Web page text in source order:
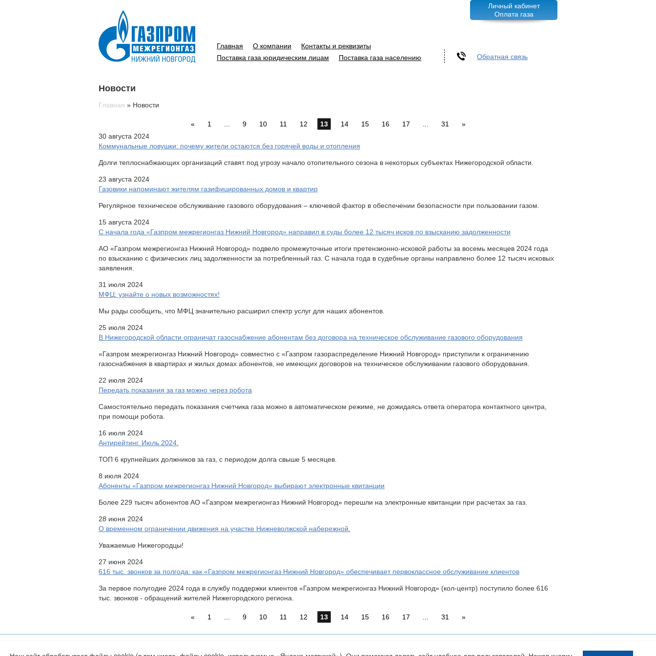
Главная О компании
Контакты и реквизиты
Поставка газа юридическим лицам
Поставка газа населению Обратная связь
Личный кабинет
Оплата газа
Новости
Главная » Новости
« 1 9 10 11 12 13 14 15 16 17 31
»
30 августа 2024
Коммунальные ловушки: почему жители остаются без горячей воды и отопления
Долги теплоснабжающих организаций ставят под угрозу начало отопительного сезона в некоторых субъектах Нижегородской области.
23 августа 2024
Газовики напоминают жителям газифицированных домов и квартир
Регулярное техническое обслуживание газового оборудования – ключевой фактор в обеспечении безопасности при пользовании газом.
15 августа 2024
С начала года «Газпром межрегионгаз Нижний Новгород» направил в суды более 12 тысяч исков по взысканию задолженности
АО «Газпром межрегионгаз Нижний Новгород» подвело промежуточные итоги претензионно-исковой работы за восемь месяцев 2024 года
по взысканию с физических лиц задолженности за потребленный газ. С начала года в судебные органы направлено более 12 тысяч исковых
заявления.
31 июля 2024
МФЦ: узнайте о новых возможностях!
Мы рады сообщить, что МФЦ значительно расширил спектр услуг для наших абонентов.
25 июля 2024
В Нижегородской области ограничат газоснабжение абонентам без договора на техническое обслуживание газового оборудования
«Газпром межрегионгаз Нижний Новгород» совместно с «Газпром газораспределение Нижний Новгород» приступили к ограничению
газоснабжения в квартирах и жилых домах абонентов, не имеющих договоров на техническое обслуживании газового оборудования.
22 июля 2024
Передать показания за газ можно через робота
Самостоятельно передать показания счетчика газа можно в автоматическом режиме, не дожидаясь ответа оператора контактного центра,
при помощи робота.
16 июля 2024
Антирейтинг. Июль 2024.
ТОП 6 крупнейших должников за газ, с периодом долга свыше 5 месяцев.
8 июля 2024
Абоненты «Газпром межрегионгаз Нижний Новгород» выбирают электронные квитанции
Более 229 тысяч абонентов АО «Газпром межрегионгаз Нижний Новгород» перешли на электронные квитанции при расчетах за газ.
28 июня 2024
О временном ограничении движения на участке Нижневолжской набережной.
Уважаемые Нижегородцы!
27 июня 2024
616 тыс. звонков за полгода: как «Газпром межрегионгаз Нижний Новгород» обеспечивает первоклассное обслуживание клиентов
За первое полугодие 2024 года в службу поддержки клиентов «Газпром межрегионгаз Нижний Новгород» (кол-центр) поступило более 616
тыс. звонков - обращений жителей Нижегородского региона.
« 1 9 10 11 12 13 14 15 16 17 31 »